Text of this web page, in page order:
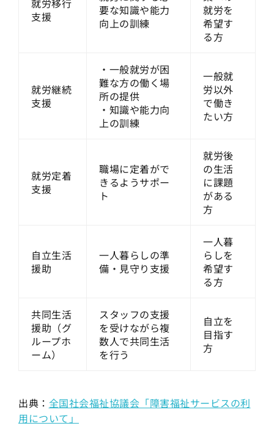
支援
要な知識や能力
向上の訓練
就労を
希望す
る方
就労継続
支援
・一般就労が困
難な方の働く場
所の提供
・知識や能力向
上の訓練
一般就
労以外
で働き
たい方
就労定着
支援
職場に定着がで
きるようサポー
ト
就労後
の生活
に課題
がある
方
自立生活
援助
一人暮らしの準
備・見守り支援
一人暮
らしを
希望す
る方
共同生活
援助（グ
ループホ
ーム）
スタッフの支援
を受けながら複
数人で共同生活
を行う
自立を
目指す
方
出典： 全国社会福祉協議会「障害福祉サービスの利
用について」